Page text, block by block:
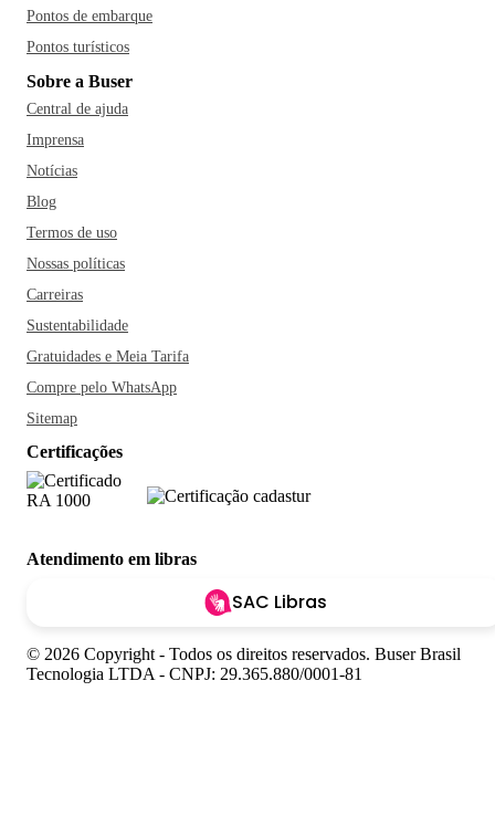
Pontos de embarque
Pontos turísticos
Sobre a Buser
Central de ajuda
Imprensa
Notícias
Blog
Termos de uso
Nossas políticas
Carreiras
Sustentabilidade
Gratuidades e Meia Tarifa
Compre pelo WhatsApp
Sitemap
Certificações
Atendimento em libras
SAC Libras
© 2026 Copyright - Todos os direitos reservados. Buser Brasil
Tecnologia LTDA - CNPJ: 29.365.880/0001-81